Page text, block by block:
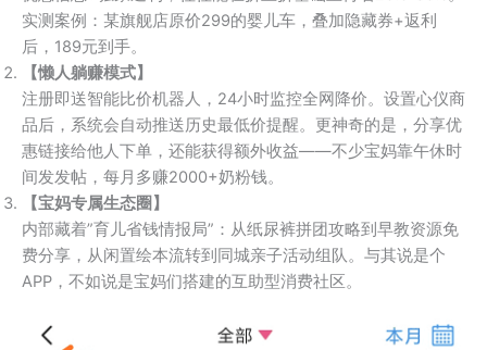
实测案例：某旗舰店原价299的婴儿车，叠加隐藏券+返利
后，189元到手。
【懒人躺赚模式】
注册即送智能比价机器人，24小时监控全网降价。设置心仪商
品后，系统会自动推送历史最低价提醒。更神奇的是，分享优
惠链接给他人下单，还能获得额外收益——不少宝妈靠午休时
间发发帖，每月多赚2000+奶粉钱。
【宝妈专属生态圈】
内部藏着”育儿省钱情报局”：从纸尿裤拼团攻略到早教资源免
费分享，从闲置绘本流转到同城亲子活动组队。与其说是个
APP，不如说是宝妈们搭建的互助型消费社区。